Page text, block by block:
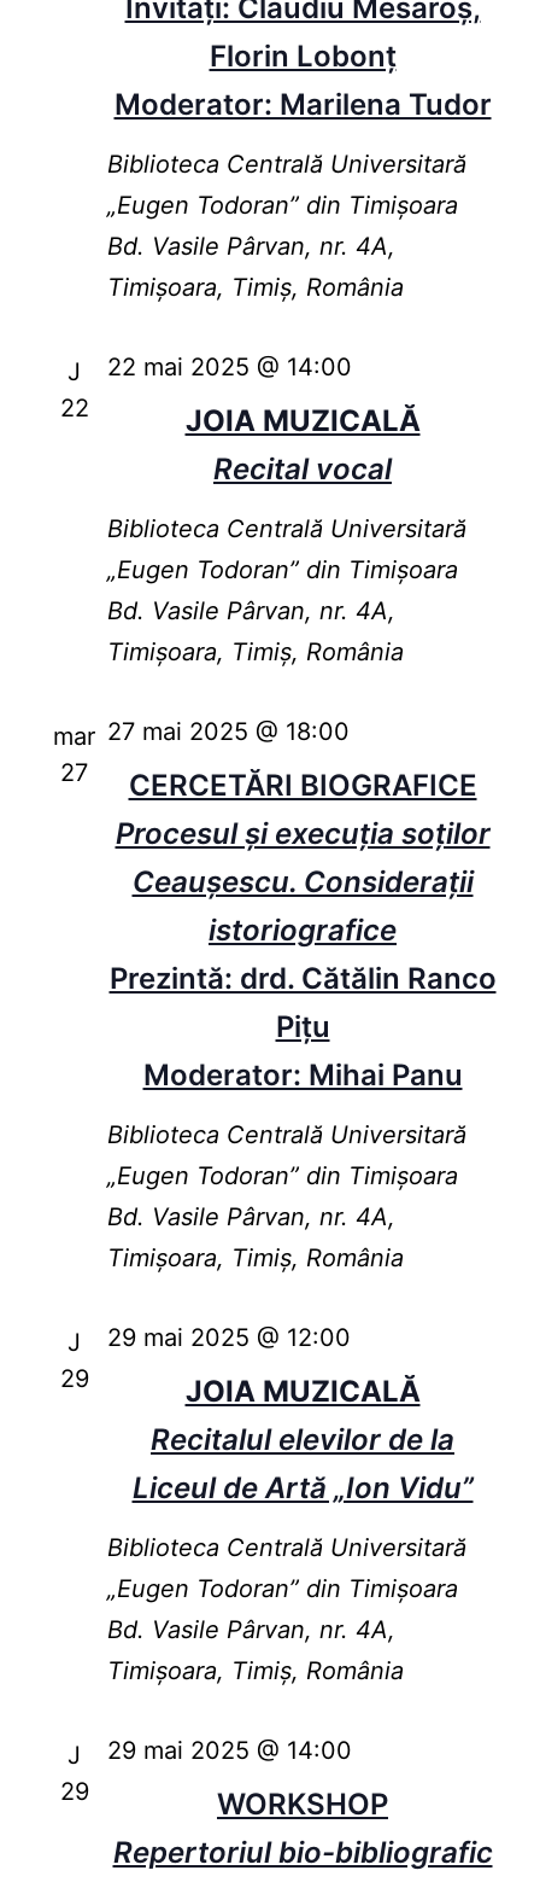
Invitați: Claudiu Mesaroș,
Florin Lobonț
Moderator: Marilena Tudor
Biblioteca Centrală Universitară
„Eugen Todoran” din Timişoara
Bd. Vasile Pârvan, nr. 4A,
Timișoara, Timiș, România
J
22
JOIA MUZICALĂ
Recital vocal
22 mai 2025 @ 14:00
Biblioteca Centrală Universitară
„Eugen Todoran” din Timişoara
Bd. Vasile Pârvan, nr. 4A,
Timișoara, Timiș, România
mar
27
CERCETĂRI BIOGRAFICE
Procesul și execuția soților
Ceaușescu. Considerații
istoriografice
Prezintă: drd. Cătălin Ranco
Pițu
Moderator: Mihai Panu
27 mai 2025 @ 18:00
Biblioteca Centrală Universitară
„Eugen Todoran” din Timişoara
Bd. Vasile Pârvan, nr. 4A,
Timișoara, Timiș, România
J
29
JOIA MUZICALĂ
Recitalul elevilor de la
Liceul de Artă „Ion Vidu”
29 mai 2025 @ 12:00
Biblioteca Centrală Universitară
„Eugen Todoran” din Timişoara
Bd. Vasile Pârvan, nr. 4A,
Timișoara, Timiș, România
J
29
WORKSHOP
Repertoriul bio-bibliografic
29 mai 2025 @ 14:00